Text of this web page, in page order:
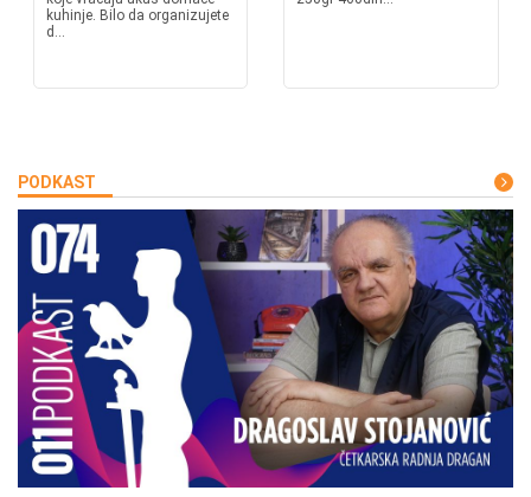
kuhinje. Bilo da organizujete
d...
PODKAST